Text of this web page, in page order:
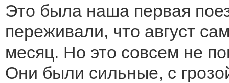
Это была наша первая
переживали, что август
месяц. Но это совсем не
Они были сильные, с